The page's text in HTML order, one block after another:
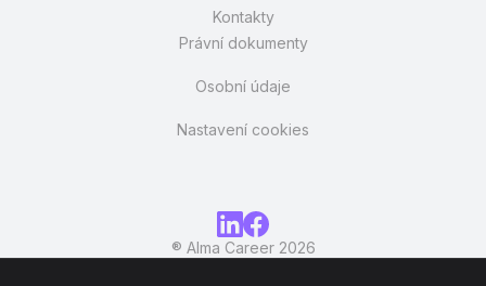
Kontakty
Právní dokumenty
Osobní údaje
Nastavení cookies
® Alma Career2026